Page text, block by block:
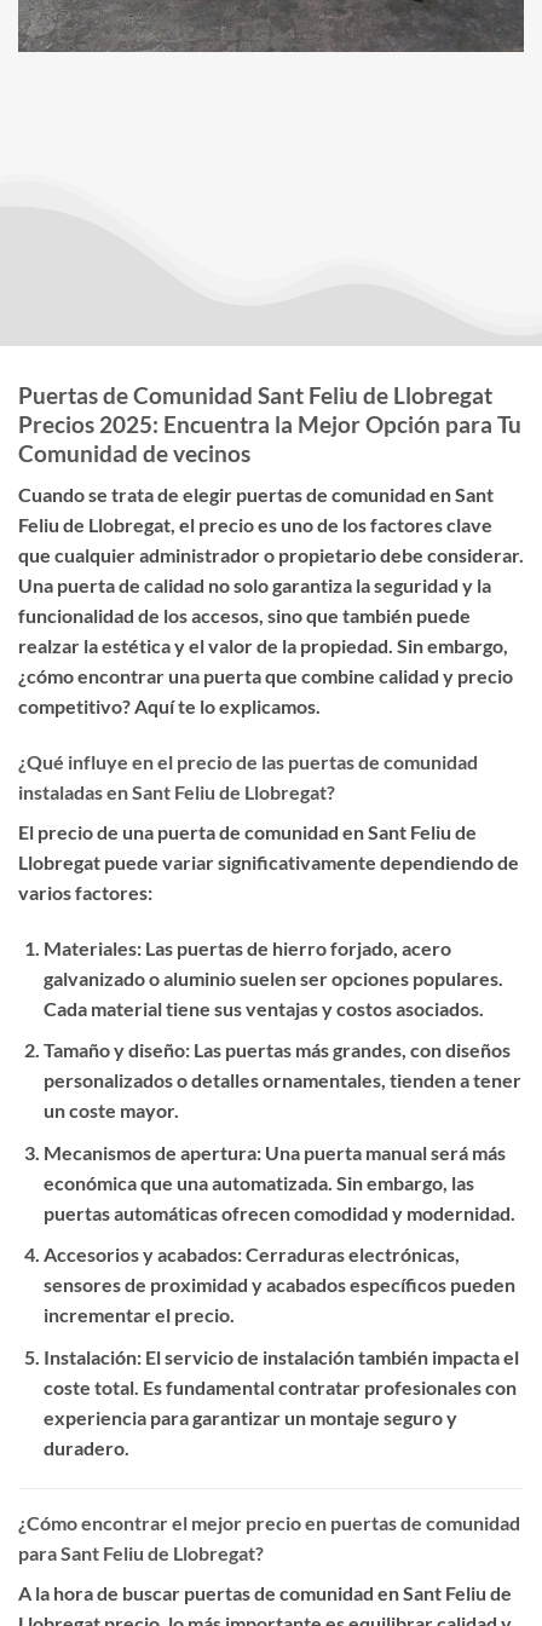
Puertas de Comunidad Sant Feliu de Llobregat
Precios 2025: Encuentra la Mejor Opción para Tu
Comunidad de vecinos
Cuando se trata de elegir puertas de comunidad en Sant
Feliu de Llobregat, el precioes uno de los factores clave
que cualquier administrador o propietario debe considerar.
Una puerta de calidad no solo garantiza la seguridad y la
funcionalidad de los accesos, sino que también puede
realzar la estética y el valor de la propiedad. Sin embargo,
¿cómo encontrar una puerta que combine calidad y precio
competitivo? Aquí te lo explicamos.
¿Qué influye en el precio de las puertas de comunidad
instaladas en Sant Feliu de Llobregat?
El precio de una puerta de comunidad en Sant Feliu de
Llobregat puede variar significativamente dependiendo de
varios factores:
Materiales: Las puertas de hierro forjado, acero
galvanizado o aluminio suelen ser opciones populares.
Cada material tiene sus ventajas y costos asociados.
Tamaño y diseño: Las puertas más grandes, con diseños
personalizados o detalles ornamentales, tienden a tener
un coste mayor.
Mecanismos de apertura: Una puerta manual será más
económica que una automatizada. Sin embargo, las
puertas automáticas ofrecen comodidad y modernidad.
Accesorios y acabados: Cerraduras electrónicas,
sensores de proximidad y acabados específicos pueden
incrementar el precio.
Instalación: El servicio de instalación también impacta el
coste total. Es fundamental contratar profesionales con
experiencia para garantizar un montaje seguro y
duradero.
¿Cómo encontrar el mejor precio en puertas de comunidad
para Sant Feliu de Llobregat?
A la hora de buscar puertas de comunidad en Sant Feliu de